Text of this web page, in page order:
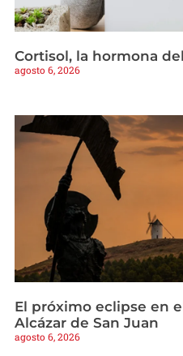
Cortisol, la hormona
agosto 6, 2026
El próximo eclipse en
Alcázar de San Juan
agosto 6, 2026